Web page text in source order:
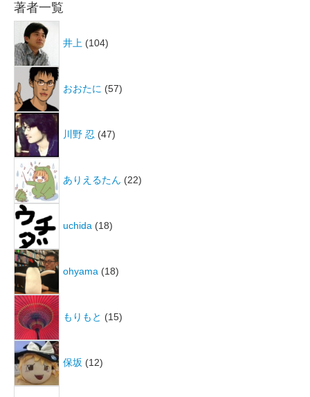
著者一覧
井上 (104)
おおたに (57)
川野 忍 (47)
ありえるたん (22)
uchida (18)
ohyama (18)
もりもと (15)
保坂 (12)